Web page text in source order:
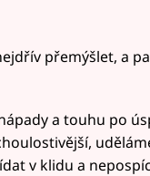
přemýšlet, a
a touhu po
v klidu a